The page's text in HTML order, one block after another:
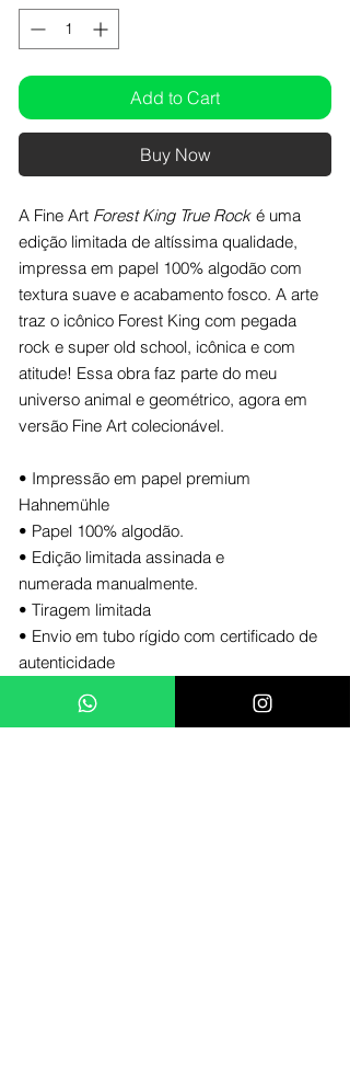
Add to Cart
Buy Now
A Fine Art Forest King True Rock é uma
edição limitada de altíssima qualidade,
impressa em papel 100% algodão com
textura suave e acabamento fosco. A arte
traz o icônico Forest King com pegada
rock e super old school, icônica e com
atitude! Essa obra faz parte do meu
universo animal e geométrico, agora em
versão Fine Art colecionável.
• Impressão em papel premium
Hahnemühle
• Papel 100% algodão.
• Edição limitada assinada e
numerada manualmente.
• Tiragem limitada
• Envio em tubo rígido com certificado de
autenticidade
Tamanho disponível: (
vendido sem